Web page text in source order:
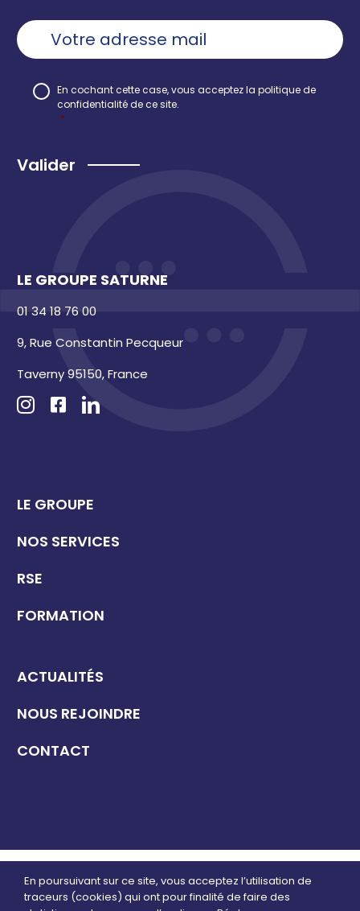
Ajouter
une
adresse
RGPD *
En cochant cette case, vous acceptez lapolitique de
confidentialitéde ce site.
*
Recaptcha
LE GROUPE
NOS SERVICES
RSE
FORMATION
ACTUALITÉS
NOUS REJOINDRE
CONTACT
LE GROUPE SATURNE
01 34 18 76 00
9, Rue Constantin Pecqueur
Taverny 95150, France
POLITIQUE DE CONFIDENTIALITÉ MENTIONS LÉGALES
En poursuivant sur ce site, vous acceptez l’utilisation de
traceurs (cookies) qui ont pour finalité de faire des